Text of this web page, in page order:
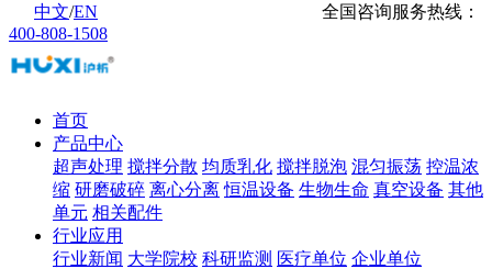
中文/EN
全国咨询服务热线：
400-808-1508
首页
产品中心
超声处理 搅拌分散 均质乳化 搅拌脱泡 混匀振荡 控温浓
缩 研磨破碎 离心分离 恒温设备 生物生命 真空设备 其他
单元 相关配件
行业应用
行业新闻 大学院校 科研监测 医疗单位 企业单位